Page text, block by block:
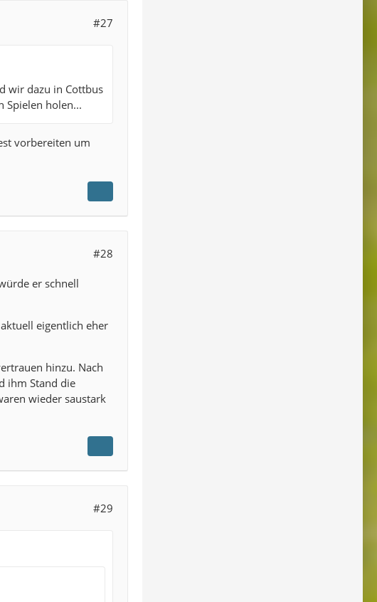
#27
wir dazu in Cottbus
Spielen holen...
vorbereiten um
#28
er schnell
eigentlich eher
hinzu. Nach
ihm Stand die
wieder saustark
#29